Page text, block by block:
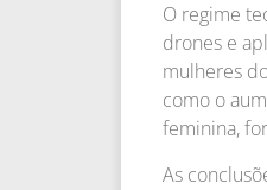
O regime
drones e
mulheres
como o
feminina,
As